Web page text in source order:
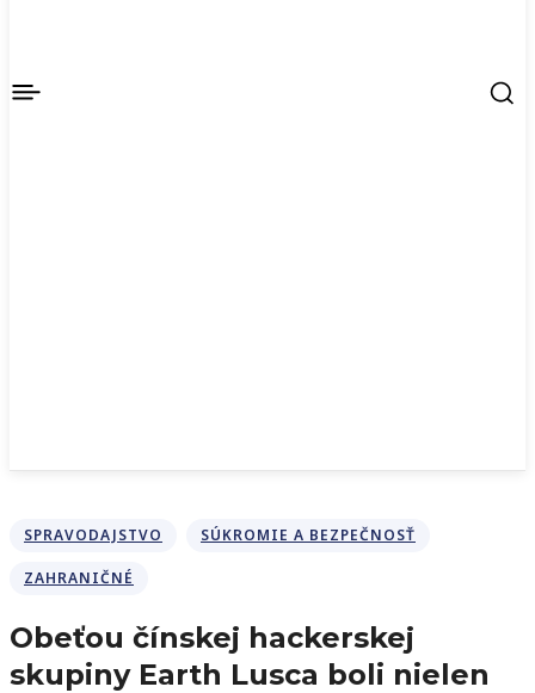
SPRAVODAJSTVO SÚKROMIE A BEZPEČNOSŤ
ZAHRANIČNÉ
Obeťou čínskej hackerskej
skupiny Earth Lusca boli nielen